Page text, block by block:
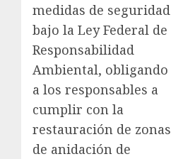
medidas de seguridad
bajo la Ley Federal de
Responsabilidad
Ambiental, obligando
a los responsables a
cumplir con la
restauración de zonas
de anidación de